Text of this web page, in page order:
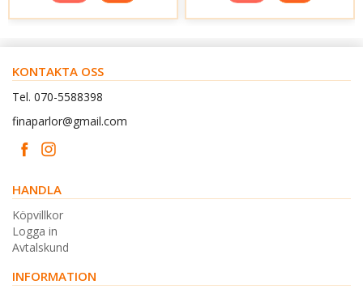
KONTAKTA OSS
Tel. 070-5588398
finaparlor@gmail.com
HANDLA
Köpvillkor
Logga in
Avtalskund
INFORMATION